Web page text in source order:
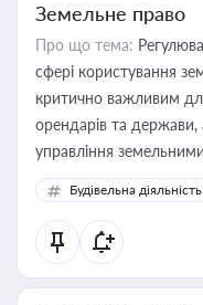
Земельне право
Про що тема:
сфері користування
критично важливим
орендарів та
управління
Будівельна діяльність